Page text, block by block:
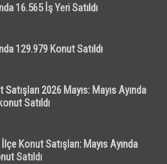
16.565 İş Yeri Satıldı
129.979 Konut Satıldı
2026 Mayıs: Mayıs Ayında
Satıldı
Konut Satışları: Mayıs Ayında
Satıldı